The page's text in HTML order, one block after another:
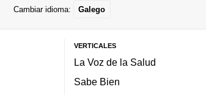
Cambiar idioma: Galego
VERTICALES
La Voz de la Salud
Sabe Bien